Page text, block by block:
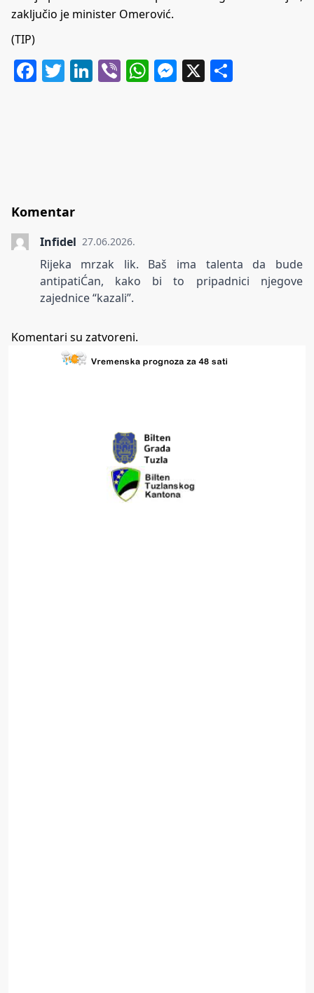
zaključio je minister Omerović.
(TIP)
Facebook
Twitter
LinkedIn
ViberWhatsApp
Messenger
X
Komentar
Infidel 27.06.2026.
Rijeka mrzak lik. Baš ima talenta da bude
antipatiĆan, kako bi to pripadnici njegove
zajednice “kazali”.
Komentari su zatvoreni.